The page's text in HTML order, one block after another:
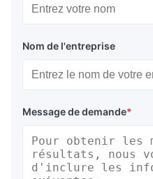
Nom de l'entreprise
Message de demande*